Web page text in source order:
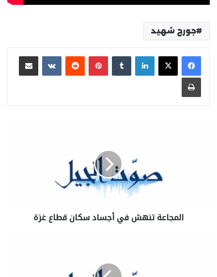
جورج شهيد
لينكدإن بينتيريست مشاركة عبر البريد
طباعة
المجاعة تنهش في أجساد سكان قطاع غزة